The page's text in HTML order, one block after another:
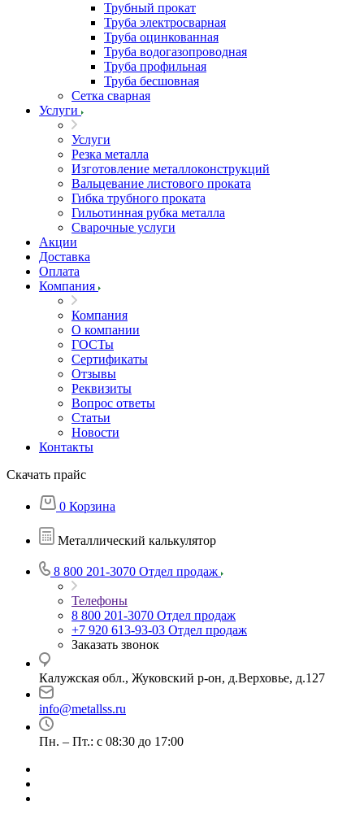
Трубный прокат
Труба электросварная
Труба оцинкованная
Труба водогазопроводная
Труба профильная
Труба бесшовная
Сетка сварная
Услуги
Услуги
Резка металла
Изготовление металлоконструкций
Вальцевание листового проката
Гибка трубного проката
Гильотинная рубка металла
Сварочные услуги
Акции
Доставка
Оплата
Компания
Компания
О компании
ГОСТы
Сертификаты
Отзывы
Реквизиты
Вопрос ответы
Статьи
Новости
Контакты
Скачать прайс
0 Корзина
Металлический калькулятор
8 800 201-3070 Отдел продаж
Телефоны
8 800 201-3070 Отдел продаж
+7 920 613-93-03 Отдел продаж
Заказать звонок
Калужская обл., Жуковский р-он, д.Верховье, д.127
info@metallss.ru
Пн. – Пт.: с 08:30 до 17:00